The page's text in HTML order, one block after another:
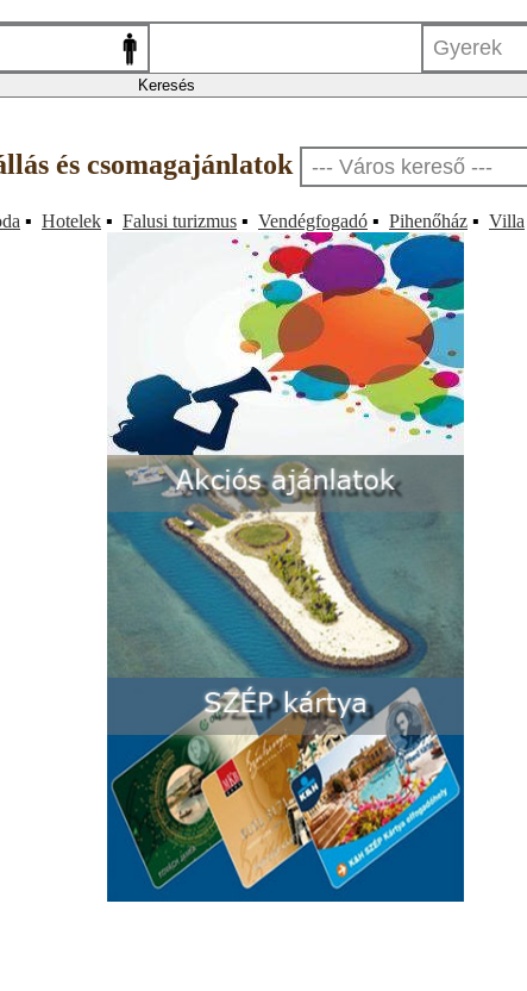
és csomagajánlatok
▪ Hotelek ▪ Falusi turizmus ▪ Vendégfogadó ▪ Pihenőház ▪ Villa